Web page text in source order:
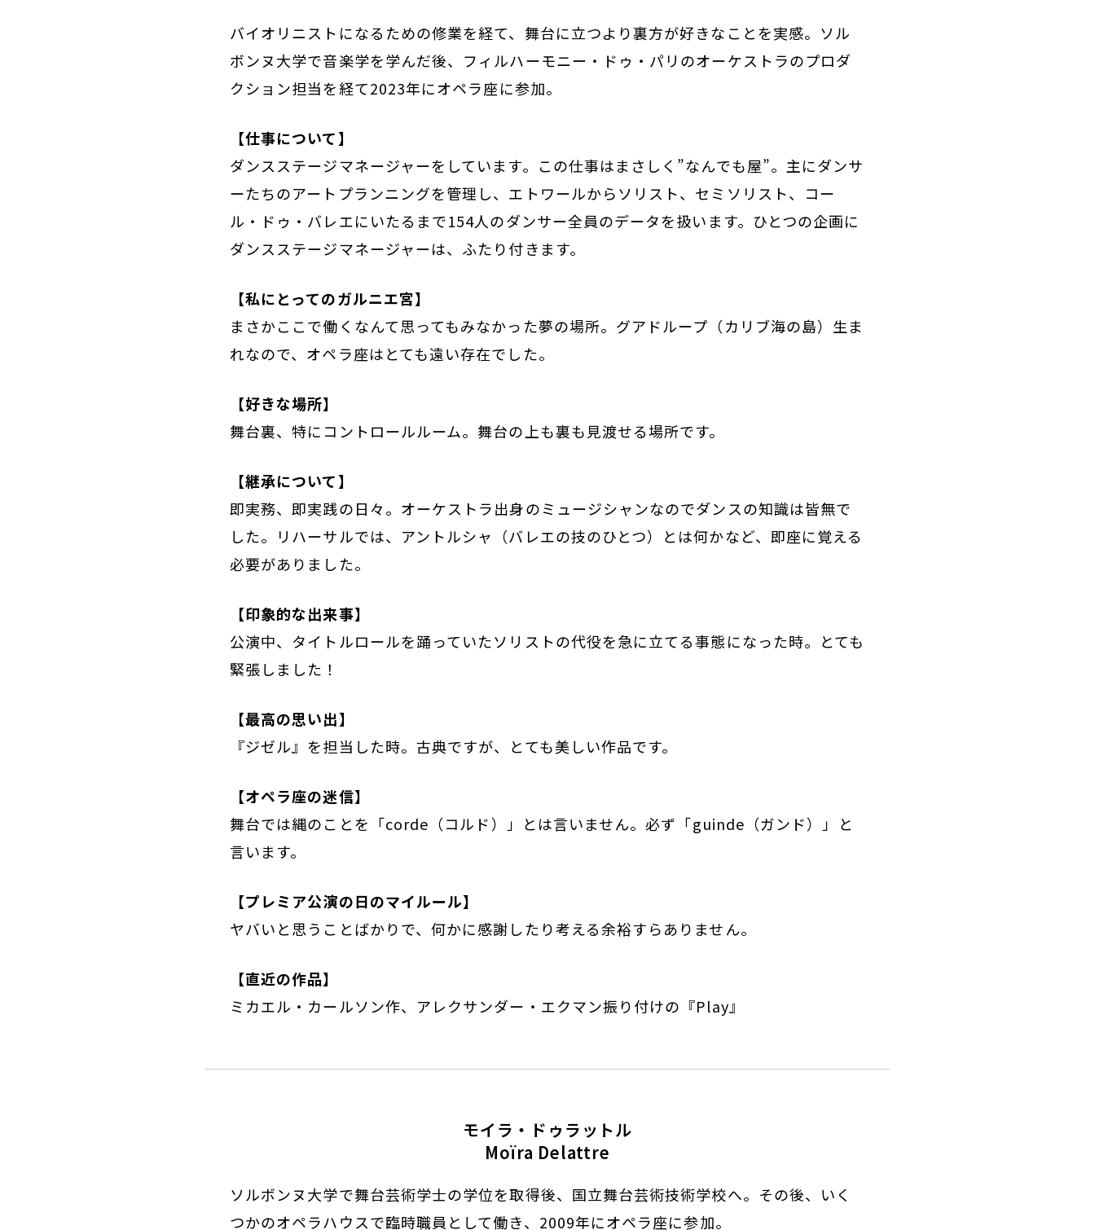
バイオリニストになるための修業を経て、舞台に立つより裏方が好きなことを実感。ソル
ボンヌ大学で音楽学を学んだ後、フィルハーモニー・ドゥ・パリのオーケストラのプロダ
クション担当を経て2023年にオペラ座に参加。
【仕事について】
ダンスステージマネージャーをしています。この仕事はまさしく”なんでも屋”。主にダンサ
ーたちのアートプランニングを管理し、エトワールからソリスト、セミソリスト、コー
ル・ドゥ・バレエにいたるまで154人のダンサー全員のデータを扱います。ひとつの企画に
ダンスステージマネージャーは、ふたり付きます。
【私にとってのガルニエ宮】
まさかここで働くなんて思ってもみなかった夢の場所。グアドループ（カリブ海の島）生ま
れなので、オペラ座はとても遠い存在でした。
【好きな場所】
舞台裏、特にコントロールルーム。舞台の上も裏も見渡せる場所です。
【継承について】
即実務、即実践の日々。オーケストラ出身のミュージシャンなのでダンスの知識は皆無で
した。リハーサルでは、アントルシャ（バレエの技のひとつ）とは何かなど、即座に覚える
必要がありました。
【印象的な出来事】
公演中、タイトルロールを踊っていたソリストの代役を急に立てる事態になった時。とても
緊張しました！
【最高の思い出】
『ジゼル』を担当した時。古典ですが、とても美しい作品です。
【オペラ座の迷信】
舞台では縄のことを「corde（コルド）」とは言いません。必ず「guinde（ガンド）」と
言います。
【プレミア公演の日のマイルール】
ヤバいと思うことばかりで、何かに感謝したり考える余裕すらありません。
【直近の作品】
ミカエル・カールソン作、アレクサンダー・エクマン振り付けの『Play』
モイラ・ドゥラットル
Moïra Delattre
ソルボンヌ大学で舞台芸術学士の学位を取得後、国立舞台芸術技術学校へ。その後、いく
つかのオペラハウスで臨時職員として働き、2009年にオペラ座に参加。